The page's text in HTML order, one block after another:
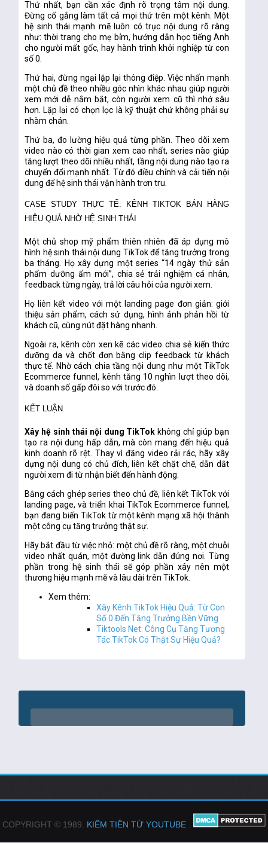
Thứ nhất, bạn cần xác định rõ trọng tâm nội dung.
Đừng cố gắng làm tất cả mọi thứ trên một kênh. Một
hệ sinh thái mạnh mẽ luôn có trục nội dung rõ ràng
như: thời trang cho mẹ bỉm, hướng dẫn học tiếng Anh
cho người mất gốc, hay hành trình khởi nghiệp từ con
số 0.
Thứ hai, đừng ngại lặp lại thông điệp. Việc nhấn mạnh
một chủ đề theo nhiều góc nhìn khác nhau giúp người
xem mới dễ nắm bắt, còn người xem cũ thì nhớ sâu
hơn. Lặp lại có chọn lọc là kỹ thuật chứ không phải sự
nhàm chán.
Thứ ba, đo lường hiệu quả từng phần. Theo dõi xem
video nào có thời gian xem cao nhất, series nào giúp
tăng lượt theo dõi nhiều nhất, tầng nội dung nào tạo ra
chuyển đổi mạnh nhất. Từ đó điều chỉnh và cải tiến nội
dung để hệ sinh thái vận hành trơn tru.
CASE STUDY THỰC TẾ: KÊNH TIKTOK BÁN HÀNG
HIỆU QUẢ NHỜ HỆ SINH THÁI
Một chủ shop mỹ phẩm thiên nhiên đã áp dụng mô
hình hệ sinh thái nội dung TikTok để tăng trưởng trong
ba tháng. Họ xây dựng một series “14 ngày thử sản
phẩm dưỡng ẩm mới”, chia sẻ trải nghiệm cá nhân,
feedback từng ngày, trả lời câu hỏi của người xem.
Họ liên kết video với một landing page đơn giản: giới
thiệu sản phẩm, cách sử dụng, hình ảnh phản hồi từ
khách cũ, cùng nút đặt hàng nhanh.
Ngoài ra, kênh còn xen kẽ các video chia sẻ kiến thức
dưỡng da và chốt đơn bằng clip feedback từ khách
thực tế. Nhờ cách chia tầng nội dung như một TikTok
Ecommerce funnel, kênh tăng 10 nghìn lượt theo dõi,
và doanh số gấp đôi so với trước đó.
KẾT LUẬN
Xây hệ sinh thái nội dung TikTok không chỉ giúp bạn
tạo ra nội dung hấp dẫn, mà còn mang đến hiệu quả
kinh doanh rõ rệt. Thay vì đăng video rải rác, hãy xây
dựng nội dung có chủ đích, liên kết chặt chẽ, dẫn dắt
người xem đi từ nhận biết đến hành động.
Bằng cách ghép series theo chủ đề, liên kết TikTok với
landing page, và triển khai TikTok Ecommerce funnel,
bạn đang biến TikTok từ một kênh mạng xã hội thành
một công cụ tăng trưởng thật sự.
Hãy bắt đầu từ việc nhỏ: một chủ đề rõ ràng, một chuỗi
video nhất quán, một đường link dẫn đúng nơi. Từng
phần trong hệ sinh thái sẽ góp phần xây nên một
thương hiệu mạnh mẽ và lâu dài trên TikTok.
Xem thêm:
Xây Kênh TikTok Hiệu Quả: Từ Con
Số 0 Đến Tăng Trưởng Bền Vững
Tiktools Net: Công Cụ Tăng Tương
Tác TikTok Có Thật Sự Hiệu Quả?
COPYRIGHT © 1989. KIẾM TIỀN TỪ YOUTUBE